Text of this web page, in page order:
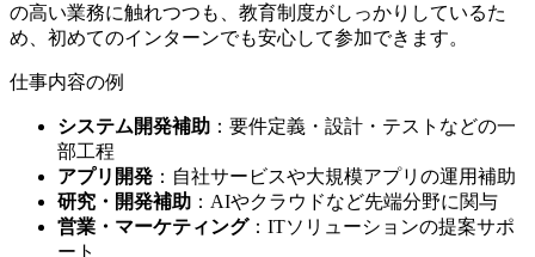
の高い業務に触れつつも、教育制度がしっかりしているた
め、初めてのインターンでも安心して参加できます。
仕事内容の例
システム開発補助 ：要件定義・設計・テストなどの一
部工程
アプリ開発 ：自社サービスや大規模アプリの運用補助
研究・開発補助 ：AIやクラウドなど先端分野に関与
営業・マーケティング：ITソリューションの提案サポ
ート